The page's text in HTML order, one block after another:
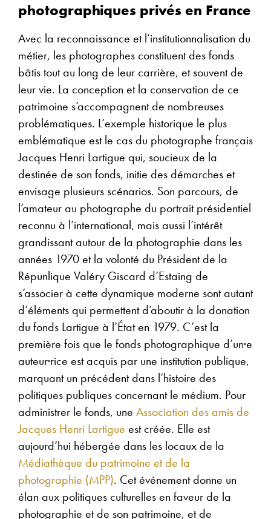
photographiques privés en France
Avec la reconnaissance et l’institutionnalisation du
métier, les photographes constituent des fonds
bâtis tout au long de leur carrière, et souvent de
leur vie. La conception et la conservation de ce
patrimoine s’accompagnent de nombreuses
problématiques. L’exemple historique le plus
emblématique est le cas du photographe français
Jacques Henri Lartigue qui, soucieux de la
destinée de son fonds, initie des démarches et
envisage plusieurs scénarios. Son parcours, de
l’amateur au photographe du portrait présidentiel
reconnu à l’international, mais aussi l’intérêt
grandissant autour de la photographie dans les
années 1970 et la volonté du Président de la
Répunlique Valéry Giscard d’Estaing de
s’associer à cette dynamique moderne sont autant
d’éléments qui permettent d’aboutir à la donation
du fonds Lartigue à l’État en 1979. C’est la
première fois que le fonds photographique d’un·e
auteur·rice est acquis par une institution publique,
marquant un précédent dans l’histoire des
politiques publiques concernant le médium. Pour
administrer le fonds, une Association des amis de
Jacques Henri Lartigue est créée. Elle est
aujourd’hui hébergée dans les locaux de la
Médiathèque du patrimoine et de la
photographie (MPP). Cet événement donne un
élan aux politiques culturelles en faveur de la
photographie et de son patrimoine, et de